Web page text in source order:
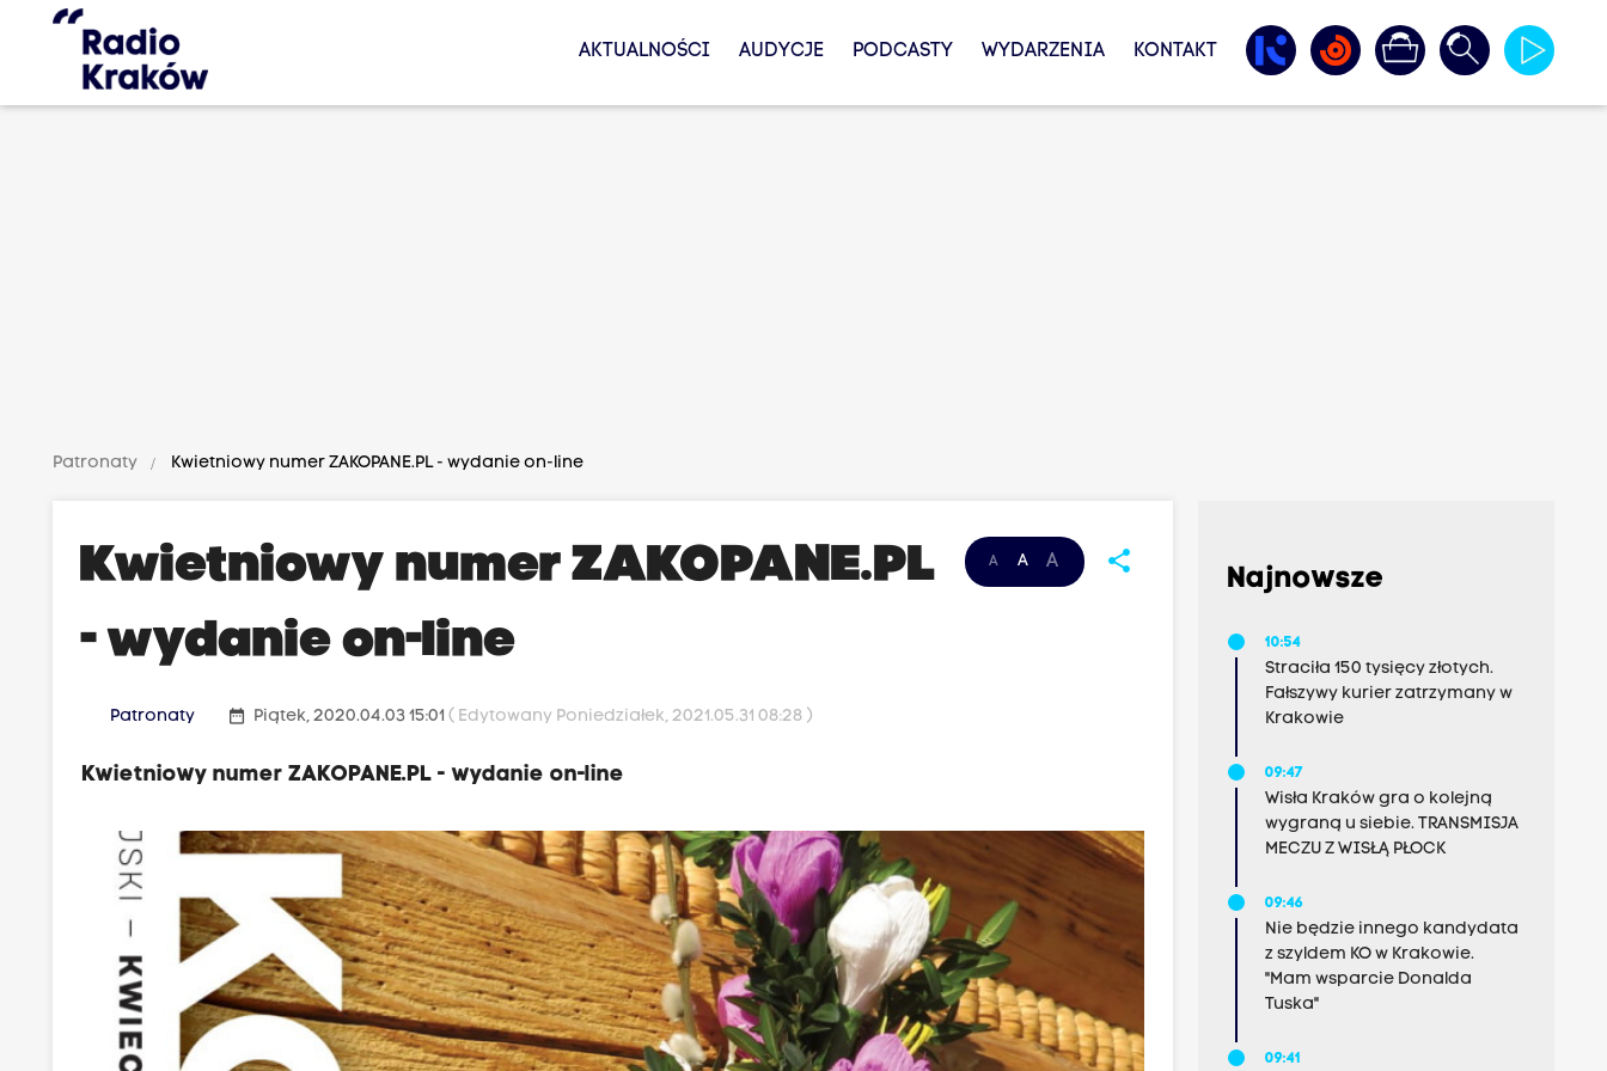
AKTUALNOŚCI AUDYCJE PODCASTY WYDARZENIA KONTAKT
Patronaty Kwietniowy numer ZAKOPANE.PL - wydanie on-line
A A A share
Kwietniowy numer ZAKOPANE.PL
- wydanie on-line
Patronaty date_range Piątek, 2020.04.03 15:01( Edytowany Poniedziałek, 2021.05.31 08:28 )
Kwietniowy numer ZAKOPANE.PL - wydanie on-line
Najnowsze
10:54
Straciła 150 tysięcy złotych.
Fałszywy kurier zatrzymany w
Krakowie
09:47
Wisła Kraków gra o kolejną
wygraną u siebie. TRANSMISJA
MECZU Z WISŁĄ PŁOCK
09:46
Nie będzie innego kandydata
z szyldem KO w Krakowie.
"Mam wsparcie Donalda
Tuska"
09:41